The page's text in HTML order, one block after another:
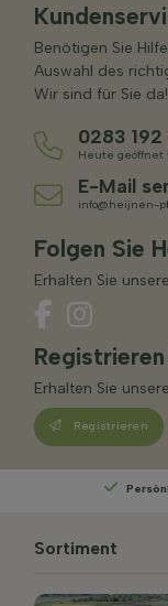
Benötigen Sie
Auswahl des
Wir sind für Sie da!
0283
Heute geöffnet
E-Mail
info@heijnen-
Folgen Sie
Erhalten Sie
Erhalten Sie
Registrieren
Sortiment